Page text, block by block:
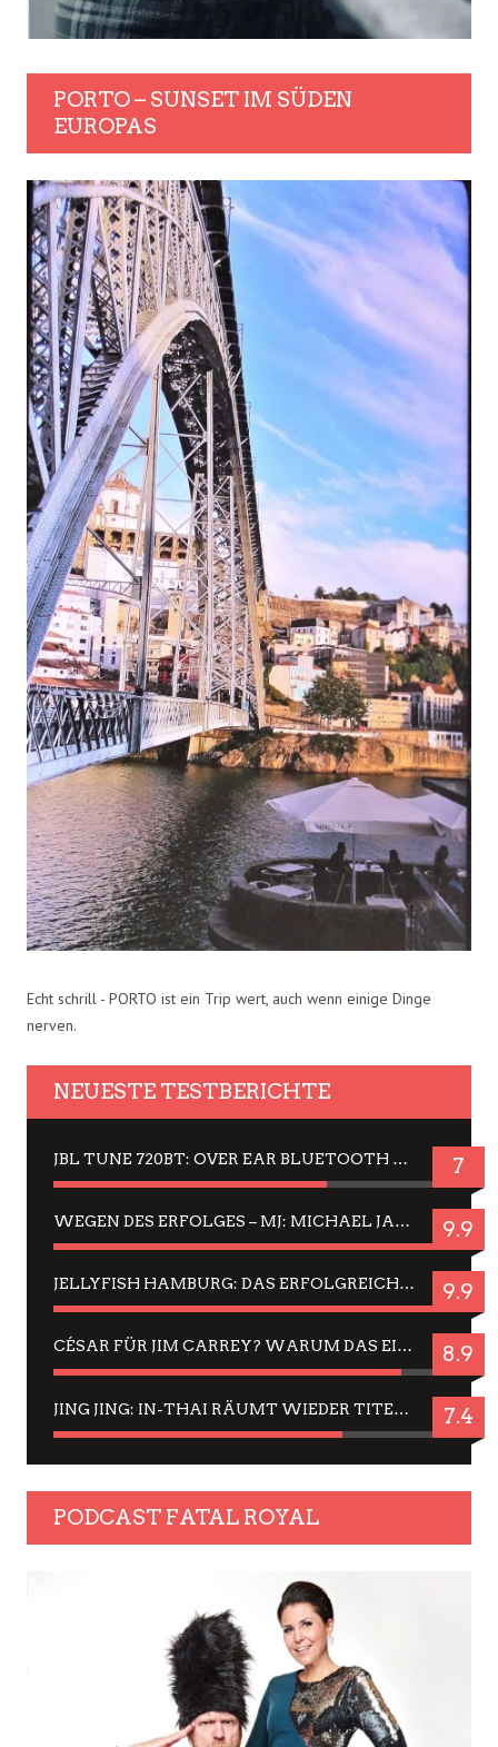
PORTO – SUNSET IM SÜDEN
EUROPAS
Echt schrill - PORTO ist ein Trip wert, auch wenn einige Dinge
nerven.
NEUESTE TESTBERICHTE
JBL TUNE 720BT: OVER EAR BLUETOOTH KOPFHÖRER UM DIE 50,-€ IM DAUER-TEST 7
WEGEN DES ERFOLGES – MJ: MICHAEL JACKSON MUSICAL IN EINER MATINEE SEHEN 9.9
JELLYFISH HAMBURG: DAS ERFOLGREICHE SOMMER-MENÜ 2025 IN GEFÜHLEN UND BILDERN 9.9
CÉSAR FÜR JIM CARREY? WARUM DAS EINER DER NERVIGSTEN ACTORS IST UND BLEIBT 8.9
JING JING: IN-THAI RÄUMT WIEDER TITEL AB – EIN ZWEI-STUNDEN-ERLEBNISBERICHT 7.4
PODCAST FATAL ROYAL